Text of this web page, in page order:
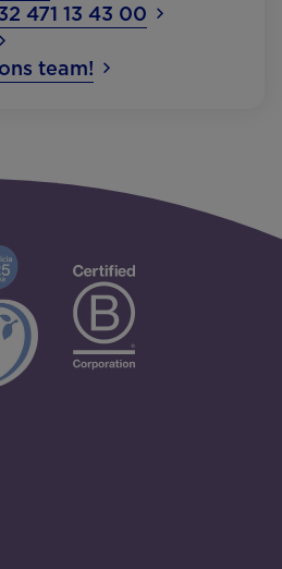
471 13 43 00
team!